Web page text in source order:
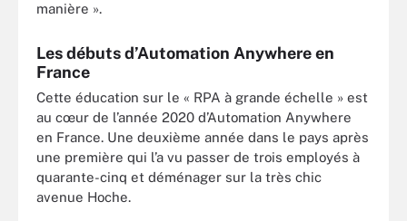
manière ».
Les débuts d’Automation Anywhere en
France
Cette éducation sur le « RPA à grande échelle » est
au cœur de l’année 2020 d’Automation Anywhere
en France. Une deuxième année dans le pays après
une première qui l’a vu passer de trois employés à
quarante-cinq et déménager sur la très chic
avenue Hoche.